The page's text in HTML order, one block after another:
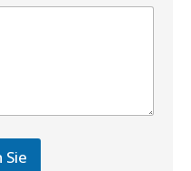
Sie